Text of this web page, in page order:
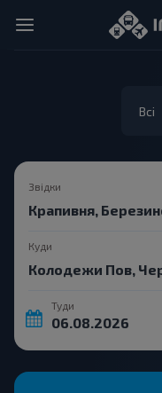
Всі
Звідки
Куди
Туди